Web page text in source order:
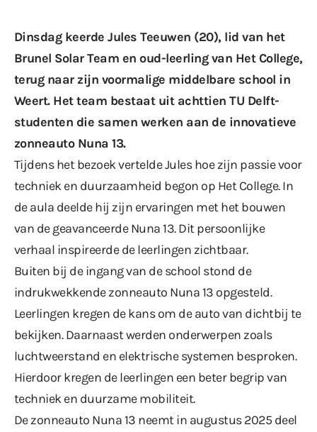
Dinsdag keerde Jules Teeuwen (20), lid van het
Brunel Solar Team en oud-leerling van Het College,
terug naar zijn voormalige middelbare school in
Weert. Het team bestaat uit achttien TU Delft-
studenten die samen werken aan de innovatieve
zonneauto Nuna 13.
Tijdens het bezoek vertelde Jules hoe zijn passie voor
techniek en duurzaamheid begon op Het College. In
de aula deelde hij zijn ervaringen met het bouwen
van de geavanceerde Nuna 13. Dit persoonlijke
verhaal inspireerde de leerlingen zichtbaar.
Buiten bij de ingang van de school stond de
indrukwekkende zonneauto Nuna 13 opgesteld.
Leerlingen kregen de kans om de auto van dichtbij te
bekijken. Daarnaast werden onderwerpen zoals
luchtweerstand en elektrische systemen besproken.
Hierdoor kregen de leerlingen een beter begrip van
techniek en duurzame mobiliteit.
De zonneauto Nuna 13 neemt in augustus 2025 deel